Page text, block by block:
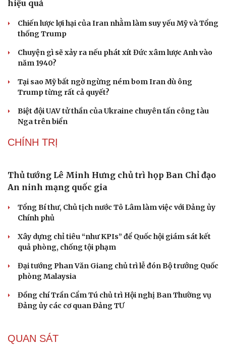
Tư vấn
Săn Tour
check-in
Câu chuyện thời sự
Cửa sổ tình yêu
tù giam khủng bố
Người di cư ngã gục sau khi bơi từ Ma Rốc sang Ceuta
Thái Lan cảnh báo phụ huynh, học sinh về ma túy LSD
“đội lốt” tem hoạt hình
UNESCO vinh danh Sarnath (Ấn Độ) - nơi Đức Phật
thuyết pháp đầu tiên
HỒ SƠ